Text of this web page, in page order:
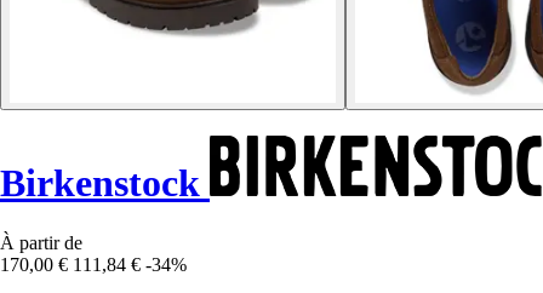
Birkenstock
À partir de
170,00 € 111,84 € -34%